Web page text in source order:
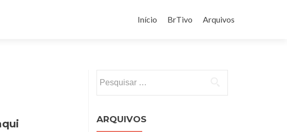
para
Início BrTivo Arquivos
por:
ARQUIVOS